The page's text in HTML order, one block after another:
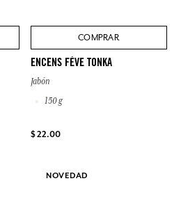
COMPRAR
ENCENS FÈVE TONKA
Jabón
150 g
$ 22.00
NOVEDAD